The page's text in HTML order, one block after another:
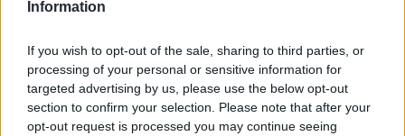
Information
If you wish to opt-out of the sale, sharing to third parties, or
processing of your personal or sensitive information for
targeted advertising by us, please use the below opt-out
section to confirm your selection. Please note that after your
opt-out request is processed you may continue seeing
Εξώστη και παρέα με τον Ρένο Χαραλαμπίδη
αποχαιρετώντας το καλοκαίρι. Μετά την προβολή
της ταινίας, θα υπάρξει συζήτηση και φιλοσοφίες
με τον ηθοποιό και σκηνοθέτη της ταινίας,
Ρ.Χαραλαμπίδη. Την Κυριακή 25 Σεπτέμβρη στις